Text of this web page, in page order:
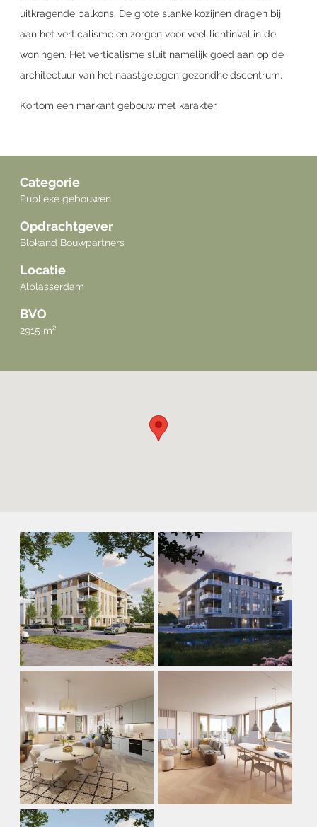
uitkragende balkons. De grote slanke kozijnen dragen bij
aan het verticalisme en zorgen voor veel lichtinval in de
woningen. Het verticalisme sluit namelijk goed aan op de
architectuur van het naastgelegen gezondheidscentrum.
Kortom een markant gebouw met karakter.
Categorie
Publieke gebouwen
Opdrachtgever
Blokand Bouwpartners
Locatie
Alblasserdam
BVO
2915 m²